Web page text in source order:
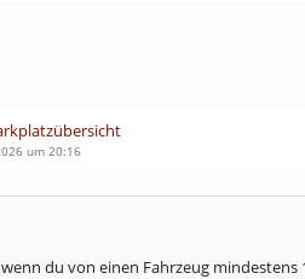
um 20:16
du von einen Fahrzeug mindestens